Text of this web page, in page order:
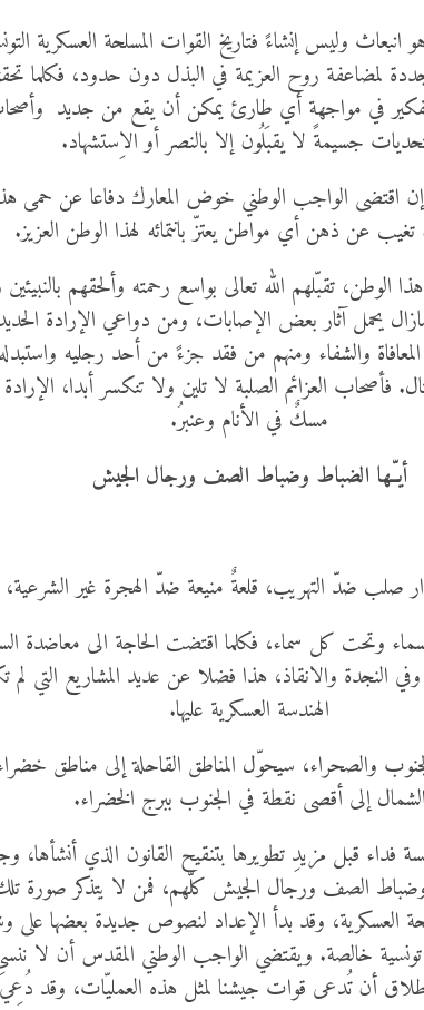
وليس إنشاءً فتاريخ القوات المسلحة العسكرية
لمضاعفة روح العزيمة في البذل دون حدود، فكلما
في مواجهة أي طارئ يمكن أن يقع من جديد وأصحاب
جسيمةً لا يقبَلُون إلا بالنصر أو الاِستشهاد.
إن اقتضى الواجب الوطني خوض المعارك دفاعا عن حمى
عن ذهن أي مواطن يعتزّ بانتمائه لهذا الوطن العزيز.
تقبّلهم الله تعالى بواسع رحمته وألحقهم
يحمل آثار بعض الإصابات، ومن دواعي الإرادة
والشفاء ومنهم من فقد جزءً من أحد رجليه
فأصحاب العزائم الصلبة لا تلين ولا تنكسر أبدا،
مسكٌ في الأنام وعنبرُ.
أيـّـها الضباط وضباط الصف ورجال الجيش
ضدّ التهريب، قلعةٌ منيعة ضدّ الهجرة غير
وتحت كل سماء، فكلما اقتضت الحاجة الى معاضدة
النجدة والانقاذ، هذا فضلا عن عديد المشاريع
الهندسة العسكرية عليها.
والصحراء، سيحوّل المناطق القاحلة إلى مناطق
الشمال إلى أقصى نقطة في الجنوب ببرج الخضراء.
فداء قبل مزيدِ تطويرها بتنقيح القانون الذي أنشأها،
وضباط الصف ورجال الجيش كلّهم، فمن لا يتذكر صورة
العسكرية، وقد بدأ الإعداد لنصوص جديدة بعضها
خالصة. ويقتضي الواجب الوطني المقدس أن لا ننسى
أن تُدعى قوات جيشنا لمثل هذه العمليّات، وقد